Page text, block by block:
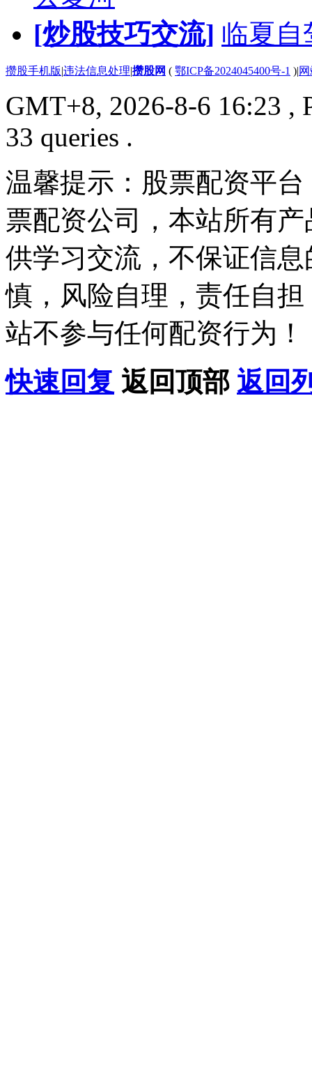
[炒股技巧交流] 临夏自
攒股手机版|违法信息处理|攒股网 ( 鄂ICP备2024045400号-1 )|
GMT+8, 2026-8-6 16:23 ,
33 queries .
温馨提示：股票配资平
票配资公司，本站所有
供学习交流，不保证信
慎，风险自理，责任自
站不参与任何配资行为！
快速回复 返回顶部 返回